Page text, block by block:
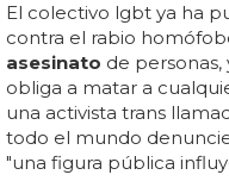
El colectivo lgbt ya ha
contra el rabio
asesinato de personas,
obliga a matar a
una activista trans
todo el mundo
"una figura pública